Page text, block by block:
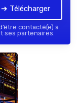
➔ Télécharger
contacté(e) à
ses partenaires.